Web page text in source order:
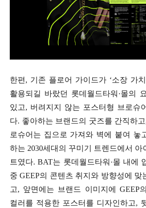
한편, 기존 플로어 가이드가 ‘소장 가
활용되길 바랐던 롯데월드타워·몰의
있고, 버려지지 않는 포스터형 브로슈
다. 좋아하는 브랜드의 굿즈를 간직하
로슈어는 집으로 가져와 벽에 붙여 놓
하는 2030세대의 꾸미기 트렌드에서 아
트였다. BAT는 롯데월드타워·몰 내에
중 GEEP의 콘텐츠 취지와 방향성에 맞
고, 앞면에는 브랜드 이미지에 GEEP
컬러를 적용한 포스터를 디자인하고,